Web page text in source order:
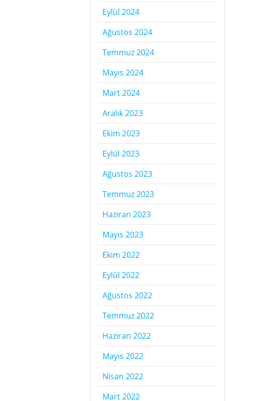
Eylül 2024
Ağustos 2024
Temmuz 2024
Mayıs 2024
Mart 2024
Aralık 2023
Ekim 2023
Eylül 2023
Ağustos 2023
Temmuz 2023
Haziran 2023
Mayıs 2023
Ekim 2022
Eylül 2022
Ağustos 2022
Temmuz 2022
Haziran 2022
Mayıs 2022
Nisan 2022
Mart 2022